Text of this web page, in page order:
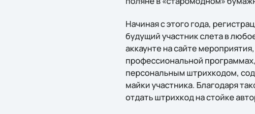
Начиная с этого года,
будущий участник cлета в
аккаунте на сайте
профессиональной
персональным штрихкодом,
майки участника. Благодаря
отдать штрихкод на стойке